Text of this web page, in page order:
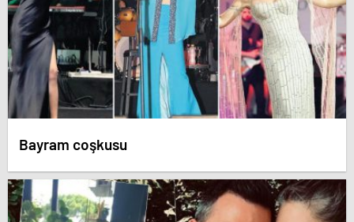
Bayram coşkusu